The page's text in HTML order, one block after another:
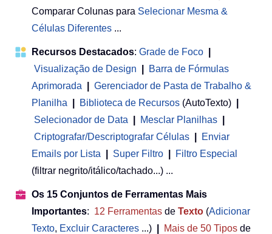
Comparar Colunas para Selecionar Mesma &
Células Diferentes ...
Recursos Destacados: Grade de Foco
Visualização de Design
Barra de Fórmulas
Aprimorada
Gerenciador de Pasta de Trabalho &
Planilha
Biblioteca de Recursos (AutoTexto)
Selecionador de Data
Mesclar Planilhas
Criptografar/Descriptografar Células
Enviar
Emails por Lista
Super Filtro
Filtro Especial
(filtrar negrito/itálico/tachado...) ...
Os 15 Conjuntos de Ferramentas Mais
Importantes: 12 Ferramentas de Texto (Adicionar
Texto, Excluir Caracteres ...) Mais de 50 Tipos de